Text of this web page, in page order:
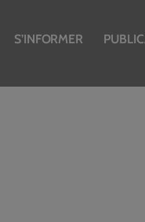
S’INFORMER